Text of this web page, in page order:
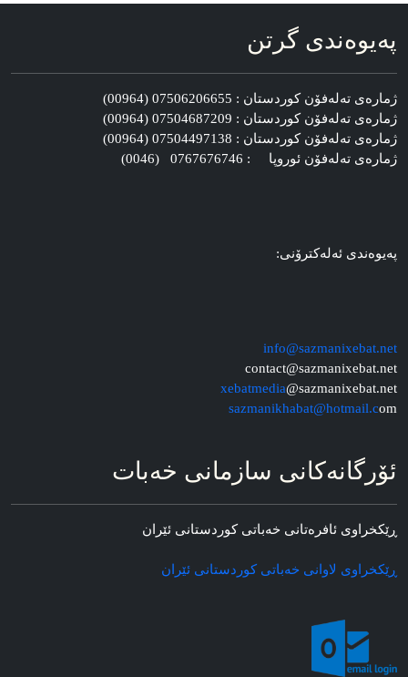
په‌یوه‌ندی گرتن
ژماره‌ی ته‌له‌فۆن کوردستان : 07506206655 (00964)
ژماره‌ی ته‌له‌فۆن کوردستان : 07504687209 (00964)
ژماره‌ی ته‌له‌فۆن کوردستان : 07504497138 (00964)
ژماره‌ی ته‌له‌فۆن ئوروپا : 0767676746 (0046)
په‌یوه‌ندی ئه‌له‌کترۆنی:
info@sazmanixebat.net
contact@sazmanixebat.net
xebatmedia@sazmanixebat.net
sazmanikhabat@hotmail.com
ئۆرگانه‌کانی سازمانی خه‌بات
ڕێکخراوی ئافره‌تانی خه‌باتی کوردستانی ئێران
ڕێکخراوی لاوانی خه‌باتی کوردستانی ئێران